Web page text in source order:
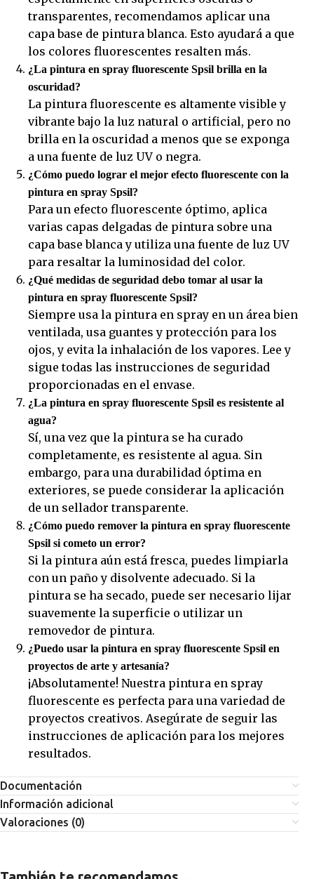
transparentes, recomendamos aplicar una
capa base de pintura blanca. Esto ayudará a que
los colores fluorescentes resalten más.
¿La pintura en spray fluorescente Spsil brilla en la
oscuridad?
La pintura fluorescente es altamente visible y
vibrante bajo la luz natural o artificial, pero no
brilla en la oscuridad a menos que se exponga
a una fuente de luz UV o negra.
¿Cómo puedo lograr el mejor efecto fluorescente con la
pintura en spray Spsil?
Para un efecto fluorescente óptimo, aplica
varias capas delgadas de pintura sobre una
capa base blanca y utiliza una fuente de luz UV
para resaltar la luminosidad del color.
¿Qué medidas de seguridad debo tomar al usar la
pintura en spray fluorescente Spsil?
Siempre usa la pintura en spray en un área bien
ventilada, usa guantes y protección para los
ojos, y evita la inhalación de los vapores. Lee y
sigue todas las instrucciones de seguridad
proporcionadas en el envase.
¿La pintura en spray fluorescente Spsil es resistente al
agua?
Sí, una vez que la pintura se ha curado
completamente, es resistente al agua. Sin
embargo, para una durabilidad óptima en
exteriores, se puede considerar la aplicación
de un sellador transparente.
¿Cómo puedo remover la pintura en spray fluorescente
Spsil si cometo un error?
Si la pintura aún está fresca, puedes limpiarla
con un paño y disolvente adecuado. Si la
pintura se ha secado, puede ser necesario lijar
suavemente la superficie o utilizar un
removedor de pintura.
¿Puedo usar la pintura en spray fluorescente Spsil en
proyectos de arte y artesanía?
¡Absolutamente! Nuestra pintura en spray
fluorescente es perfecta para una variedad de
proyectos creativos. Asegúrate de seguir las
instrucciones de aplicación para los mejores
resultados.
Documentación
Información adicional
Valoraciones (0)